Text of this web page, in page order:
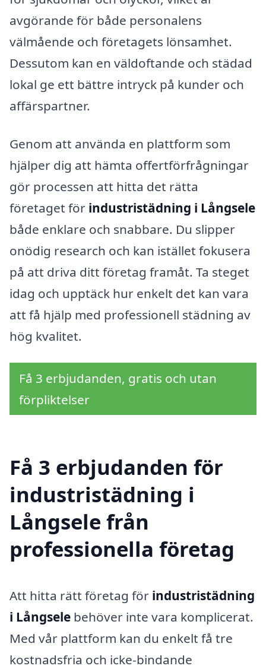
avgörande för både personalens
välmående och företagets lönsamhet.
Dessutom kan en väldoftande och städad
lokal ge ett bättre intryck på kunder och
affärspartner.
Genom att använda en plattform som
hjälper dig att hämta offertförfrågningar
gör processen att hitta det rätta
företaget för industristädning i Långsele
både enklare och snabbare. Du slipper
onödig research och kan istället fokusera
på att driva ditt företag framåt. Ta steget
idag och upptäck hur enkelt det kan vara
att få hjälp med professionell städning av
hög kvalitet.
Få 3 erbjudanden, gratis och utan
förpliktelser
Få 3 erbjudanden för
industristädning i
Långsele från
professionella företag
Att hitta rätt företag för industristädning
i Långsele behöver inte vara komplicerat.
Med vår plattform kan du enkelt få tre
kostnadsfria och icke-bindande